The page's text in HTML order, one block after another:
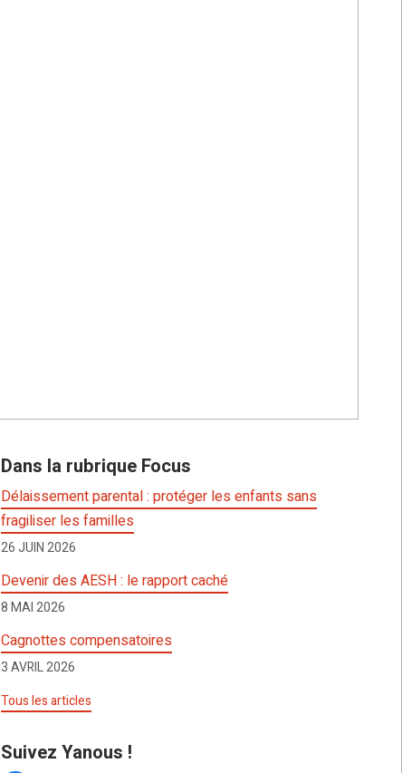
Dans la rubrique Focus
Délaissement parental : protéger les enfants sans
fragiliser les familles
26 JUIN 2026
Devenir des AESH : le rapport caché
8 MAI 2026
Cagnottes compensatoires
3 AVRIL 2026
Tous les articles
Suivez Yanous !